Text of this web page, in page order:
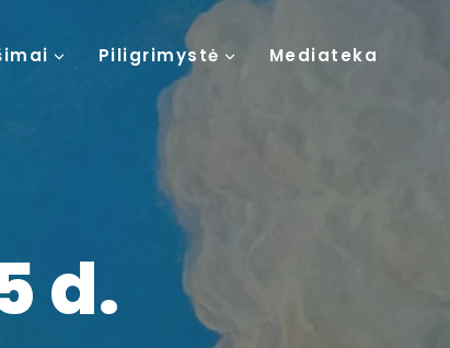
Piligrimystė Mediateka
d.